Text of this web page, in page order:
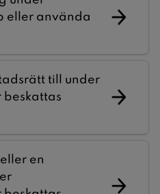
eller använda
till under
beskattas
en